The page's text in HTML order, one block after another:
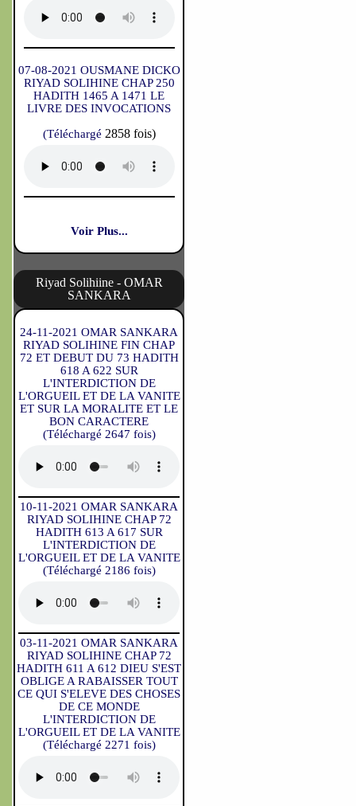
07-08-2021 OUSMANE DICKO
RIYAD SOLIHINE CHAP 250
HADITH 1465 A 1471 LE
LIVRE DES INVOCATIONS
(Téléchargé 2858 fois)
Voir Plus...
Riyad Solihiine - OMAR
SANKARA
24-11-2021 OMAR SANKARA
RIYAD SOLIHINE FIN CHAP
72 ET DEBUT DU 73 HADITH
618 A 622 SUR
L'INTERDICTION DE
L'ORGUEIL ET DE LA VANITE
ET SUR LA MORALITE ET LE
BON CARACTERE
(Téléchargé 2647 fois)
10-11-2021 OMAR SANKARA
RIYAD SOLIHINE CHAP 72
HADITH 613 A 617 SUR
L'INTERDICTION DE
L'ORGUEIL ET DE LA VANITE
(Téléchargé 2186 fois)
03-11-2021 OMAR SANKARA
RIYAD SOLIHINE CHAP 72
HADITH 611 A 612 DIEU S'EST
OBLIGE A RABAISSER TOUT
CE QUI S'ELEVE DES CHOSES
DE CE MONDE
L'INTERDICTION DE
L'ORGUEIL ET DE LA VANITE
(Téléchargé 2271 fois)